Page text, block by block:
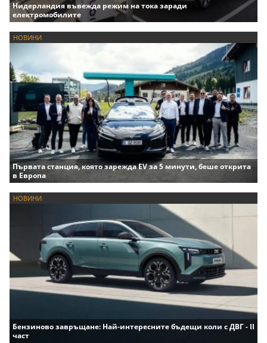
Нидерландия въвежда режим на тока заради
електромобилите
НОВИНИ
Първата станция, която зарежда EV за 5 минути, беше открита
в Европа
НОВИНИ
Бензиново завръщане: Най-интересните бъдещи коли с ДВГ - II
част